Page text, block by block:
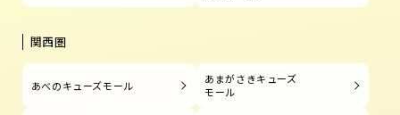
関西圏
あべのキューズモール
あまがさきキューズ
モール